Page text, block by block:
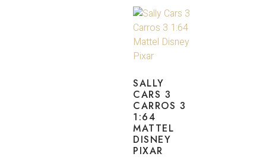
SALLY
CARS 3
CARROS 3
1:64
MATTEL
DISNEY
PIXAR